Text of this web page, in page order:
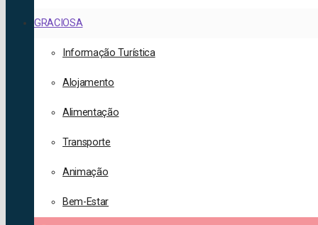
GRACIOSA
Informação Turística
Alojamento
Alimentação
Transporte
Animação
Bem-Estar